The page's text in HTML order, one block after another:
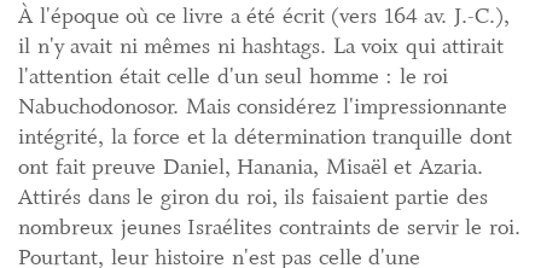
À l'époque où ce livre a été écrit (vers 164 av. J.-C.),
il n'y avait ni mêmes ni hashtags. La voix qui attirait
l'attention était celle d'un seul homme : le roi
Nabuchodonosor. Mais considérez l'impressionnante
intégrité, la force et la détermination tranquille dont
ont fait preuve Daniel, Hanania, Misaël et Azaria.
Attirés dans le giron du roi, ils faisaient partie des
nombreux jeunes Israélites contraints de servir le roi.
Pourtant, leur histoire n'est pas celle d'une